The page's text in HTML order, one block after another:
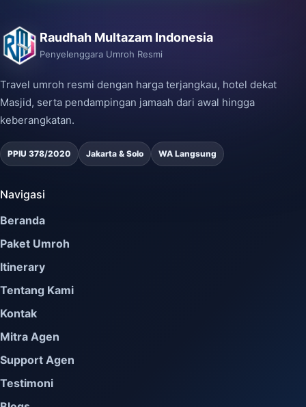
Raudhah Multazam Indonesia
Penyelenggara Umroh Resmi
Travel umroh resmi dengan harga terjangkau, hotel dekat
Masjid, serta pendampingan jamaah dari awal hingga
keberangkatan.
PPIU 378/2020 Jakarta & Solo WA Langsung
Navigasi
Beranda
Paket Umroh
Itinerary
Tentang Kami
Kontak
Mitra Agen
Support Agen
Testimoni